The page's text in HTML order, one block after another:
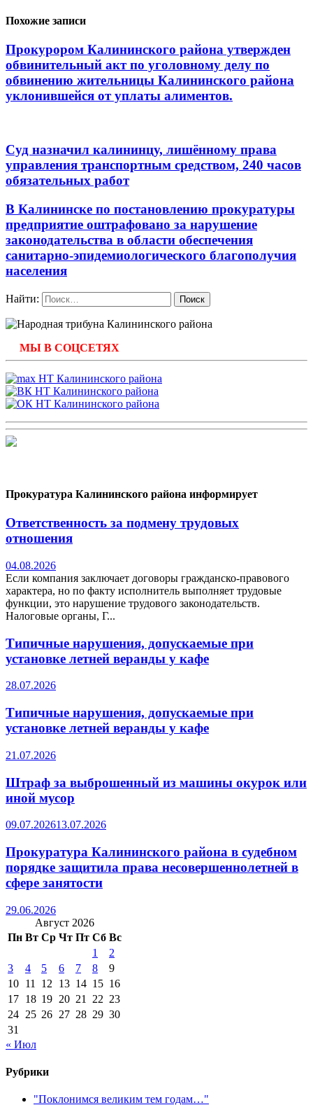
Похожие записи
Прокурором Калининского района утвержден
обвинительный акт по уголовному делу по
обвинению жительницы Калининского района
уклонившейся от уплаты алиментов.
Суд назначил калининцу, лишённому права
управления транспортным средством, 240 часов
обязательных работ
В Калининске по постановлению прокуратуры
предприятие оштрафовано за нарушение
законодательства в области обеспечения
санитарно-эпидемиологического благополучия
населения
Найти:
МЫ В СОЦСЕТЯХ
Прокуратура Калининского района информирует
Ответственность за подмену трудовых
отношения
04.08.2026
Если компания заключает договоры гражданско-правового
характера, но по факту исполнитель выполняет трудовые
функции, это нарушение трудового законодательств.
Налоговые органы, Г...
Типичные нарушения, допускаемые при
установке летней веранды у кафе
28.07.2026
Типичные нарушения, допускаемые при
установке летней веранды у кафе
21.07.2026
Штраф за выброшенный из машины окурок или
иной мусор
09.07.202613.07.2026
Прокуратура Калининского района в судебном
порядке защитила права несовершеннолетней в
сфере занятости
29.06.2026
Август 2026
Пн Вт Ср Чт Пт Сб Вс
1
2
3
4 5 6 7 8
9
10 11 12 13 14 15 16
17 18 19 20 21 22 23
24 25 26 27 28 29 30
31
« Июл
Рубрики
"Поклонимся великим тем годам…"